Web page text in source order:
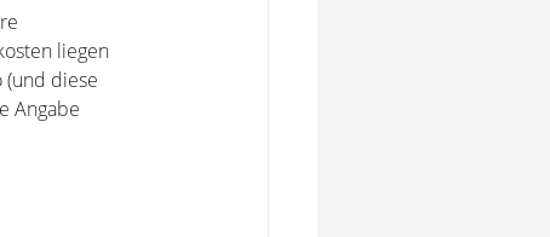
liegen
(und diese
Angabe